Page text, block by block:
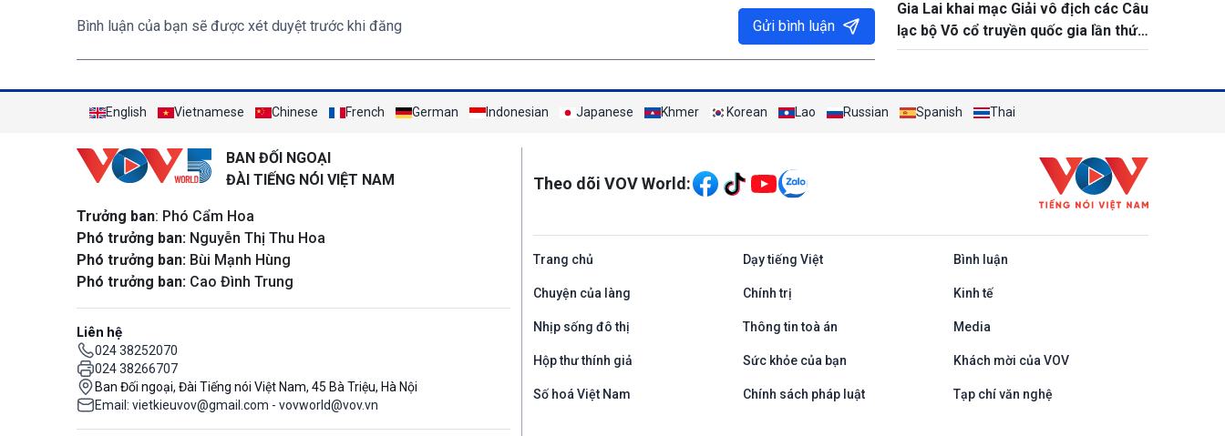
Bình luận của bạn sẽ được xét duyệt trước khi đăng Gửi bình luận
Gia Lai khai mạc Giải vô địch các Câu
lạc bộ Võ cổ truyền quốc gia lần thứ
XV năm 2026
English Vietnamese Chinese French German Indonesian Japanese Khmer Korean Lao Russian Spanish Thai
BAN ĐỐI NGOẠI
ĐÀI TIẾNG NÓI VIỆT NAM
Trưởng ban: Phó Cẩm Hoa
Phó trưởng ban: Nguyễn Thị Thu Hoa
Phó trưởng ban: Bùi Mạnh Hùng
Phó trưởng ban: Cao Đình Trung
Liên hệ
024 38252070
024 38266707
Ban Đối ngoại, Đài Tiếng nói Việt Nam, 45 Bà Triệu, Hà Nội
Email: vietkieuvov@gmail.com - vovworld@vov.vn
Theo dõi VOV World:
Trang chủ Dạy tiếng Việt Bình luận
Chuyện của làng Chính trị Kinh tế
Nhịp sống đô thị Thông tin toà án Media
Hộp thư thính giả Sức khỏe của bạn Khách mời của VOV
Số hoá Việt Nam Chính sách pháp luật Tạp chí văn nghệ